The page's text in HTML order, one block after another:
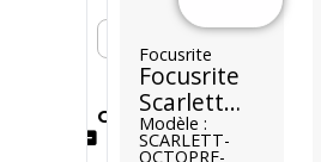
Conditions
Focusrite
Focusrite
Scarlett
OctoPre
Dynamic
Modèle :
SCARLETT-
OCTOPRE-